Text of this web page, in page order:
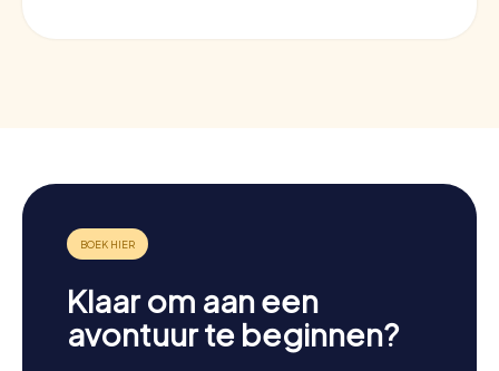
Klaar om aan een
avontuur te beginnen?